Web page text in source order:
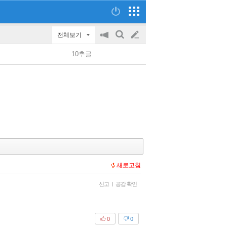
전체보기
공
on/off
검
글
쓰
10추글
새로고침
신고 | 공감 확인
0
0